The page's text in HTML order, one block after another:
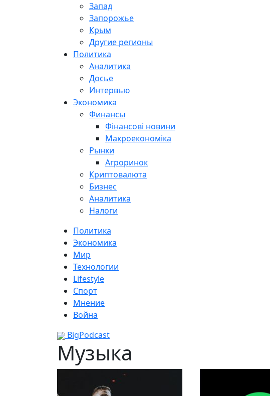
Запад
Запорожье
Крым
Другие регионы
Политика
Аналитика
Досье
Интервью
Экономика
Финансы
Фінансові новини
Макроекономіка
Рынки
Агроринок
Криптовалюта
Бизнес
Аналитика
Налоги
Политика
Экономика
Мир
Технологии
Lifestyle
Спорт
Мнение
Война
BigPodcast
Музыка